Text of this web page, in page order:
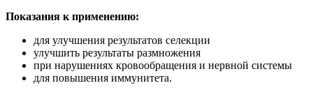
Показания к применению:
для улучшения результатов селекции
улучшить результаты размножения
при нарушениях кровообращения и нервной системы
для повышения иммунитета.